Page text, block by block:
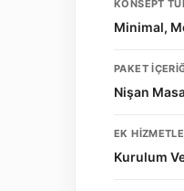
KONSEPT
Minimal,
PAKET
Nişan
EK
Kurulum